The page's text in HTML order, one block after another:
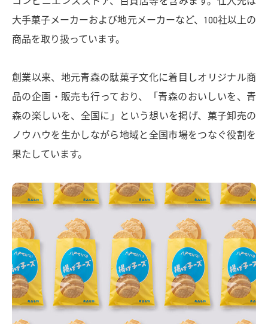
大手菓子メーカーおよび地元メーカーなど、100社以上の
商品を取り扱っています。
創業以来、地元青森の駄菓子文化に着目しオリジナル商
品の企画・販売も行っており、「青森のおいしいを、青
森の楽しいを、全国に」という想いを掲げ、菓子卸売の
ノウハウを生かしながら地域と全国市場をつなぐ役割を
果たしています。